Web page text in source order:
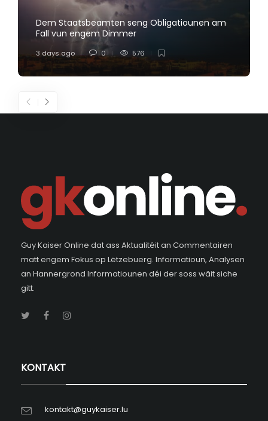
Dem Staatsbeamten seng Obligatiounen am
Fall vun engem Dimmer
3 days ago 0 576
Guy Kaiser Online dat ass Aktualitéit an Commentairen
matt engem Fokus op Lëtzebuerg. Informatioun, Analysen
an Hannergrond Informatiounen déi der soss wäit siche
gitt.
KONTAKT
kontakt@guykaiser.lu